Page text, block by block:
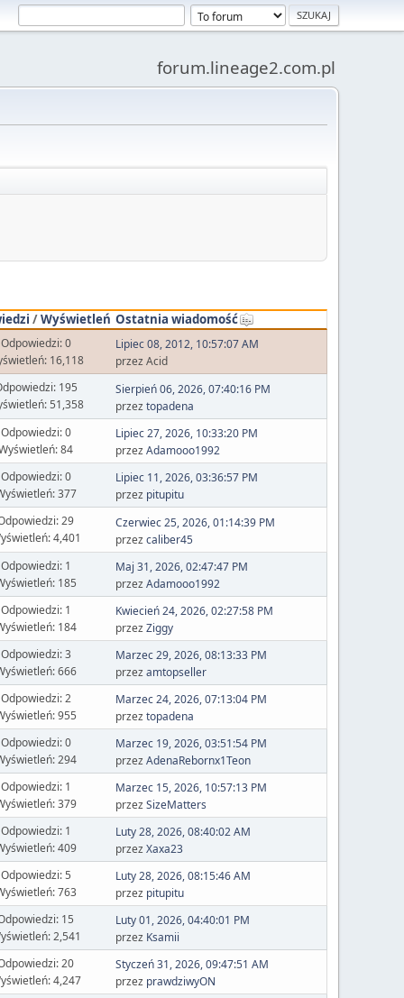
forum.lineage2.com.pl
/Wyświetleń Ostatnia wiadomość
Odpowiedzi: 0
16,118
Lipiec 08, 2012, 10:57:07 AM
przez Acid
195
51,358
Sierpień 06, 2026, 07:40:16 PM
przeztopadena
Odpowiedzi: 0
84
Lipiec 27, 2026, 10:33:20 PM
przezAdamooo1992
Odpowiedzi: 0
377
Lipiec 11, 2026, 03:36:57 PM
przez pitupitu
29
4,401
Czerwiec 25, 2026, 01:14:39 PM
przezcaliber45
Odpowiedzi: 1
185
Maj 31, 2026, 02:47:47 PM
przezAdamooo1992
Odpowiedzi: 1
184
Kwiecień 24, 2026, 02:27:58 PM
przezZiggy
Odpowiedzi: 3
666
Marzec 29, 2026, 08:13:33 PM
przezamtopseller
Odpowiedzi: 2
955
Marzec 24, 2026, 07:13:04 PM
przeztopadena
Odpowiedzi: 0
294
Marzec 19, 2026, 03:51:54 PM
przezAdenaRebornx1Teon
Odpowiedzi: 1
379
Marzec 15, 2026, 10:57:13 PM
przezSizeMatters
Odpowiedzi: 1
409
Luty 28, 2026, 08:40:02 AM
przezXaxa23
Odpowiedzi: 5
763
Luty 28, 2026, 08:15:46 AM
przez pitupitu
15
2,541
Luty 01, 2026, 04:40:01 PM
przez Ksamii
20
4,247
Styczeń 31, 2026, 09:47:51 AM
przez prawdziwyON